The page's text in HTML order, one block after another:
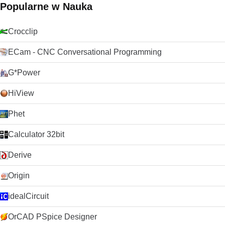
lat i wygląda na to, że może przez kolejne 10 lat dzięki
ciągłemu rozwojowi i ulepszaniu przez VideoLAN Org.
Pobierz tutaj
Popularne w Nauka
Crocclip
ECam - CNC Conversational Programming
G*Power
HiView
Phet
Calculator 32bit
Derive
Origin
idealCircuit
OrCAD PSpice Designer